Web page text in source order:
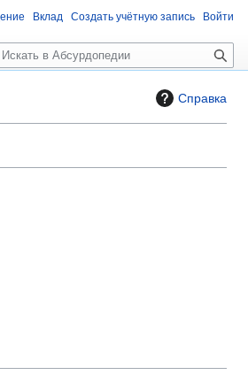
Справка
Вклад Создать учётную запись Войти